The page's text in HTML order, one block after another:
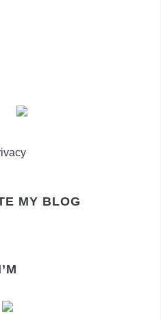
MY BLOG